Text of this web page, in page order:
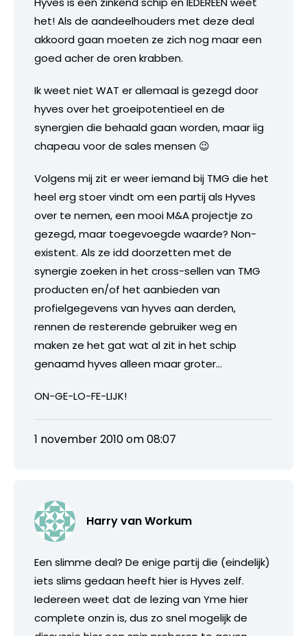
het! Als de aandeelhouders met deze deal
akkoord gaan moeten ze zich nog maar een
goed acher de oren krabben.
Ik weet niet WAT er allemaal is gezegd door
hyves over het groeipotentieel en de
synergien die behaald gaan worden, maar iig
chapeau voor de sales mensen 😉
Volgens mij zit er weer iemand bij TMG die het
heel erg stoer vindt om een partij als Hyves
over te nemen, een mooi M&A projectje zo
gezegd, maar toegevoegde waarde? Non-
existent. Als ze idd doorzetten met de
synergie zoeken in het cross-sellen van TMG
producten en/of het aanbieden van
profielgegevens van hyves aan derden,
rennen de resterende gebruiker weg en
maken ze het gat wat al zit in het schip
genaamd hyves alleen maar groter…
ON-GE-LO-FE-LIJK!
1 november 2010 om 08:07
Harry van Workum
Een slimme deal? De enige partij die (eindelijk)
iets slims gedaan heeft hier is Hyves zelf.
Iedereen weet dat de lezing van Yme hier
complete onzin is, dus zo snel mogelijk de